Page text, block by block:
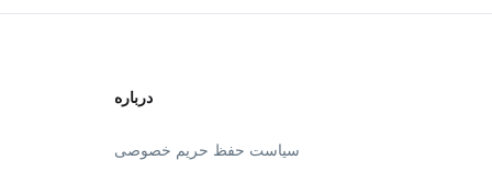
درباره
سیاست حفظ حریم خصوصی